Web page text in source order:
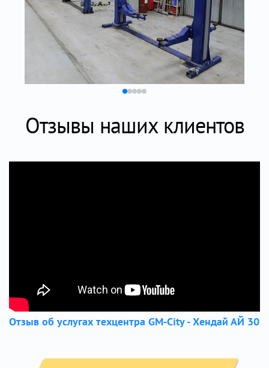
Отзывы наших клиентов
Отзыв об услугах техцентра GM-City - Хендай АЙ 30